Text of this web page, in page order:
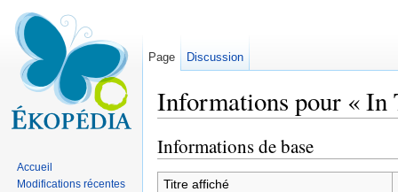
Informations pour « In
Informations de base
Titre affiché
Page Discussion
Accueil
Modifications récentes